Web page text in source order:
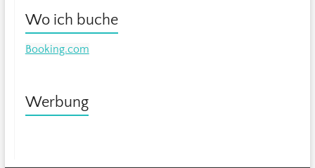
Wo ich buche
Booking.com
Werbung